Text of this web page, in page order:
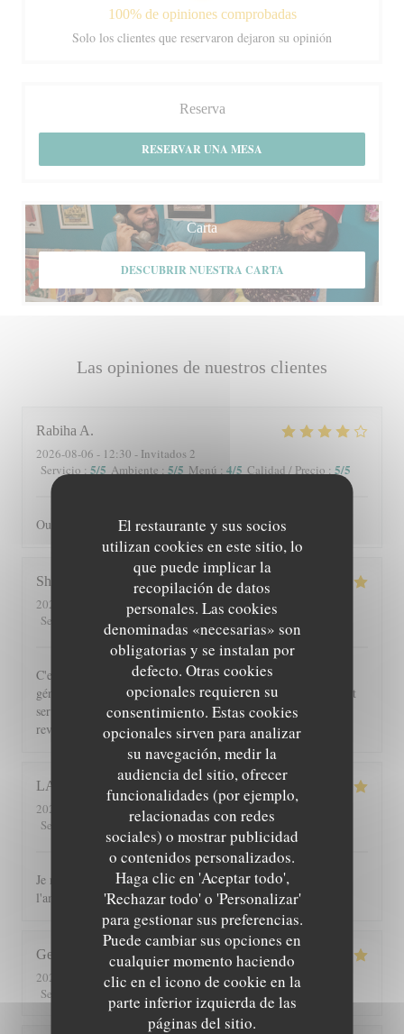
El restaurante y sus socios
utilizan cookies en este sitio, lo
que puede implicar la
recopilación de datos
personales. Las cookies
denominadas «necesarias» son
obligatorias y se instalan por
defecto. Otras cookies
opcionales requieren su
consentimiento. Estas cookies
opcionales sirven para analizar
su navegación, medir la
audiencia del sitio, ofrecer
funcionalidades (por ejemplo,
relacionadas con redes
sociales) o mostrar publicidad
o contenidos personalizados.
Haga clic en 'Aceptar todo',
'Rechazar todo' o 'Personalizar'
para gestionar sus preferencias.
Puede cambiar sus opciones en
cualquier momento haciendo
clic en el icono de cookie en la
parte inferior izquierda de las
páginas del sitio.
Las opiniones de nuestros clientes
Rabiha A
2026-08-06 - 12:30 - Invitados 2
Servicio : 5/5 Ambiente : 5/5 Menú : 4/5 Calidad / Precio : 5/5
Oui je recommande
Shérazade
2026-08-05
- 20:00 - Invitados 2
Servicio
Ambiente 4/5 5/5
C'est toujours un régal de venir à Beyit Jedo les assiettes sont
généreuses et on y mange vraiment bien. Merci aux serveurs et
serveuses un accueil chaleureux. Comme d'habitude j'y
reviendrai 😉
LAURENCE
2026-08-04
- 12:30 - Invitados 10
Servicio
Ambiente: 5/5 Menú:5/5 Calidad / Precio
Je recommande ce restaurant tant pour les plats que pour
l'ambiance chaleureuse et le cadre
George
2026-07-30
- 13:00 - Invitados 2
Servicio
/5 : 5/5 5 /5 Calidad / Precio
100% de opiniones comprobadas
Solo los clientes que reservaron dejaron su opinión
Reserva
RESERVAR UNA MESA
Carta
DESCUBRIR NUESTRA CARTA